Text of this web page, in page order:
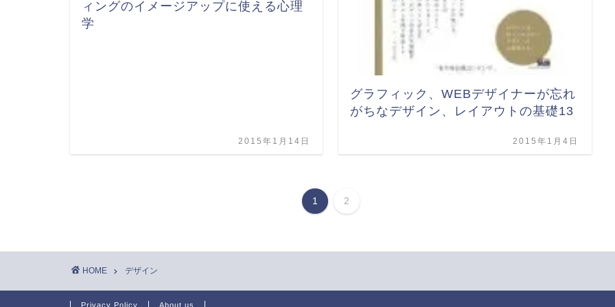
ィングのイメージアップに使える心理
学
2015年1月14日
グラフィック、WEBデザイナーが忘れ
がちなデザイン、レイアウトの基礎13
2015年1月4日
1 2
HOME デザイン
Privacy Policy About us